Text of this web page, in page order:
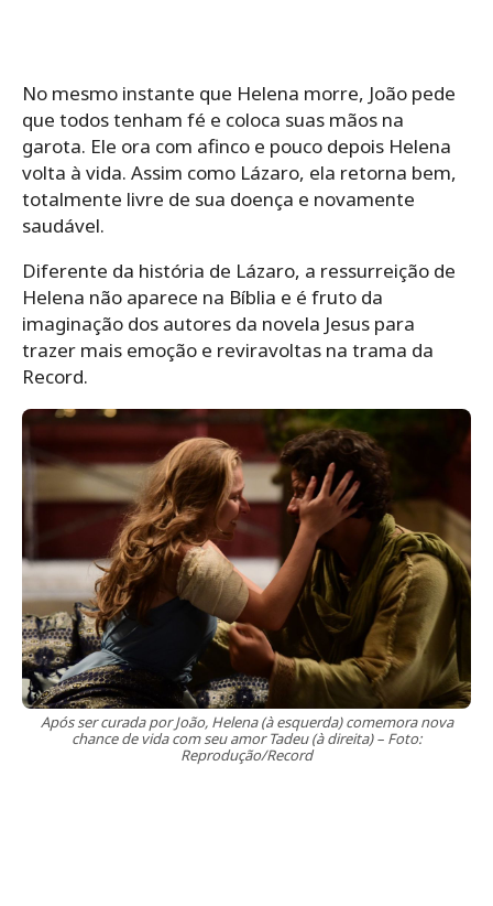
No mesmo instante que Helena morre, João pede
que todos tenham fé e coloca suas mãos na
garota. Ele ora com afinco e pouco depois Helena
volta à vida. Assim como Lázaro, ela retorna bem,
totalmente livre de sua doença e novamente
saudável.
Diferente da história de Lázaro, a ressurreição de
Helena não aparece na Bíblia e é fruto da
imaginação dos autores da novela Jesus para
trazer mais emoção e reviravoltas na trama da
Record.
Após ser curada por João, Helena (à esquerda) comemora nova
chance de vida com seu amor Tadeu (à direita) – Foto:
Reprodução/Record